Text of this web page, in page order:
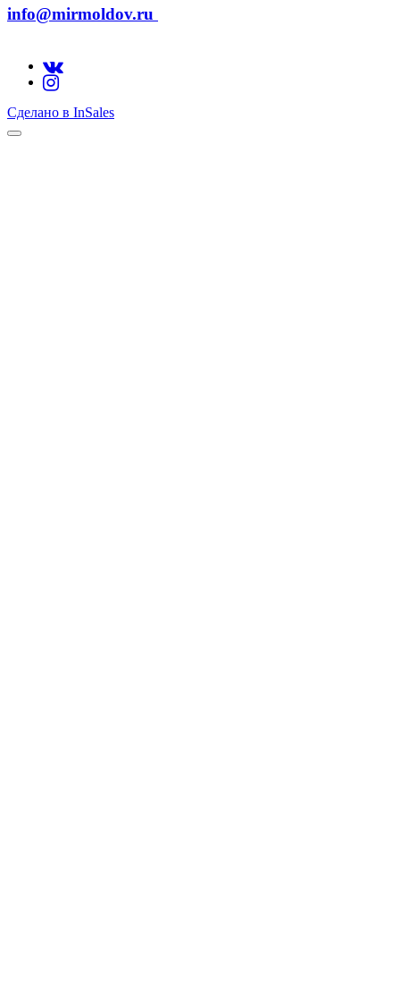
info@mirmoldov.ru
Сделано в InSales